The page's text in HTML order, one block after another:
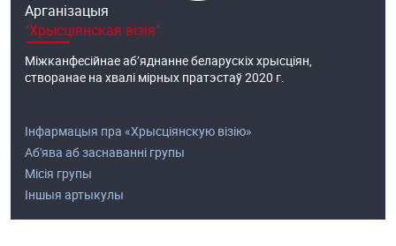
Арганізацыя
"Хрысціянская візія"
Міжканфесійнае аб’яднанне беларускіх хрысціян,
створанае на хвалі мірных пратэстаў 2020 г.
Інфармацыя пра «Хрысціянскую візію»
Аб'ява аб заснаванні групы
Місія групы
Іншыя артыкулы